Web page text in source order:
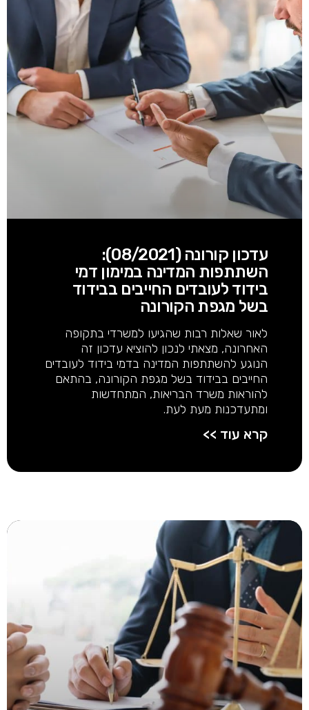
עדכון קורונה (08/2021):
השתתפות המדינה במימון דמי
בידוד לעובדים החייבים בבידוד
בשל מגפת הקורונה
לאור שאלות רבות שהגיעו למשרדי בתקופה
האחרונה, מצאתי לנכון להוציא עדכון זה
הנוגע להשתתפות המדינה בדמי בידוד לעובדים
החייבים בבידוד בשל מגפת הקורונה, בהתאם
להוראות משרד הבריאות, המתחדשות
ומתעדכנות מעת לעת.
קרא עוד >>